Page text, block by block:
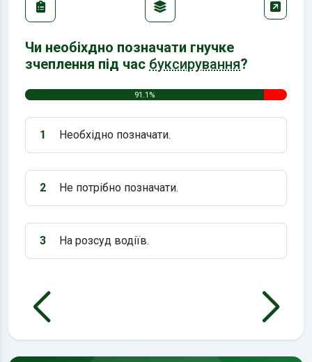
Чи необіхдно позначати гнучке
зчеплення під час буксирування?
91.1%
Варіант 1:
1 Необхідно позначати.
Варіант 2:
2 Не потрібно позначати.
Варіант 3:
3 На розсуд водіїв.